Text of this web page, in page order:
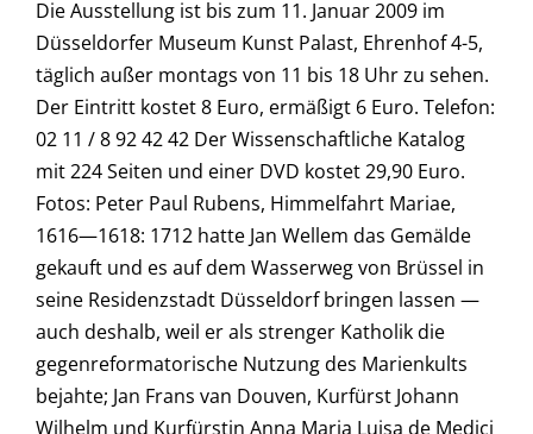
Die Ausstellung ist bis zum 11. Januar 2009 im
Düsseldorfer Museum Kunst Palast, Ehrenhof 4-5,
täglich außer montags von 11 bis 18 Uhr zu sehen.
Der Eintritt kostet 8 Euro, ermäßigt 6 Euro. Telefon:
02 11 / 8 92 42 42 Der Wissenschaftliche Katalog
mit 224 Seiten und einer DVD kostet 29,90 Euro.
Fotos: Peter Paul Rubens, Himmelfahrt Mariae,
1616—1618: 1712 hatte Jan Wellem das Gemälde
gekauft und es auf dem Wasserweg von Brüssel in
seine Residenzstadt Düsseldorf bringen lassen —
auch deshalb, weil er als strenger Katholik die
gegenreformatorische Nutzung des Marienkults
bejahte; Jan Frans van Douven, Kurfürst Johann
Wilhelm und Kurfürstin Anna Maria Luisa de Medici